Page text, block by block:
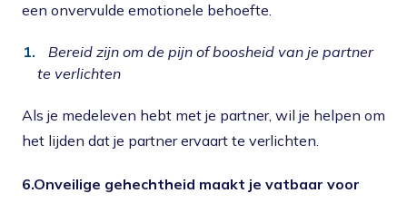
een onvervulde emotionele behoefte.
Bereid zijn om de pijn of boosheid van je partner
te verlichten
Als je medeleven hebt met je partner, wil je helpen om
het lijden dat je partner ervaart te verlichten.
6.Onveilige gehechtheid maakt je vatbaar voor